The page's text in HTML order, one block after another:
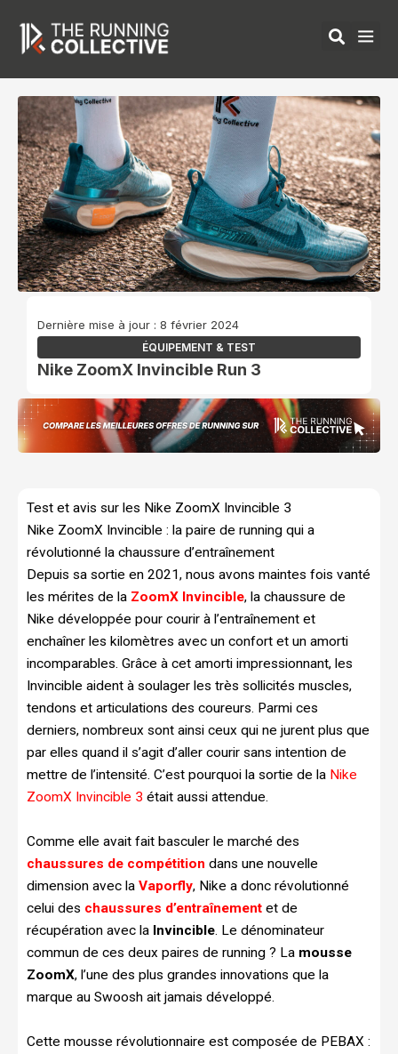
contenu
Dernière mise à jour : 8 février 2024
ÉQUIPEMENT & TEST
Nike ZoomX Invincible Run 3
Test et avis sur les Nike ZoomX Invincible 3
Nike ZoomX Invincible : la paire de running qui a
révolutionné la chaussure d’entraînement
Depuis sa sortie en 2021, nous avons maintes fois vanté
les mérites de la ZoomX Invincible, la chaussure de
Nike développée pour courir à l’entraînement et
enchaîner les kilomètres avec un confort et un amorti
incomparables. Grâce à cet amorti impressionnant, les
Invincible aident à soulager les très sollicités muscles,
tendons et articulations des coureurs. Parmi ces
derniers, nombreux sont ainsi ceux qui ne jurent plus que
par elles quand il s’agit d’aller courir sans intention de
mettre de l’intensité. C’est pourquoi la sortie de la Nike
ZoomX Invincible 3 était aussi attendue.
Comme elle avait fait basculer le marché des
chaussures de compétition dans une nouvelle
dimension avec la Vaporfly, Nike a donc révolutionné
celui des chaussures d’entraînement et de
récupération avec la Invincible. Le dénominateur
commun de ces deux paires de running ? La mousse
ZoomX, l’une des plus grandes innovations que la
marque au Swoosh ait jamais développé.
Cette mousse révolutionnaire est composée de PEBAX :